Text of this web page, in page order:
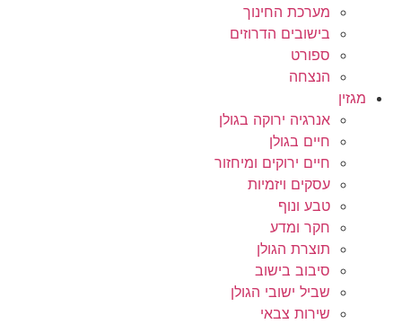
מערכת החינוך
בישובים הדרוזים
ספורט
הנצחה
מגזין
אנרגיה ירוקה בגולן
חיים בגולן
חיים ירוקים ומיחזור
עסקים ויזמיות
טבע ונוף
חקר ומדע
תוצרת הגולן
סיבוב בישוב
שביל ישובי הגולן
שירות צבאי